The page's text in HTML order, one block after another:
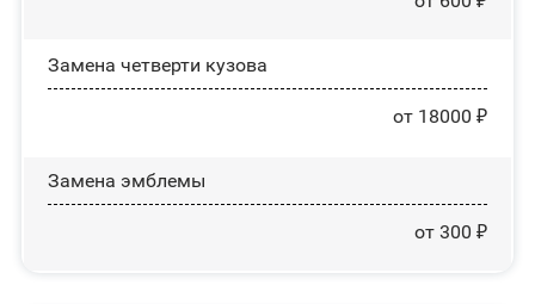
Замена четверти кузова
от 18000 ₽
Замена эмблемы
от 300 ₽